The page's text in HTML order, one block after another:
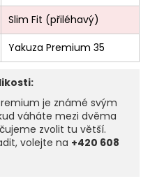
Slim Fit (přiléhavý)
Yakuza Premium 35
je známé svým
váháte mezi dvěma
zvolit tu větší.
volejte na +420 608